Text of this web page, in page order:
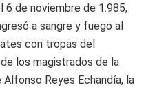
6 de noviembre de 1.985,
a sangre y fuego al
con tropas del
los magistrados de la
Alfonso Reyes Echandía, la